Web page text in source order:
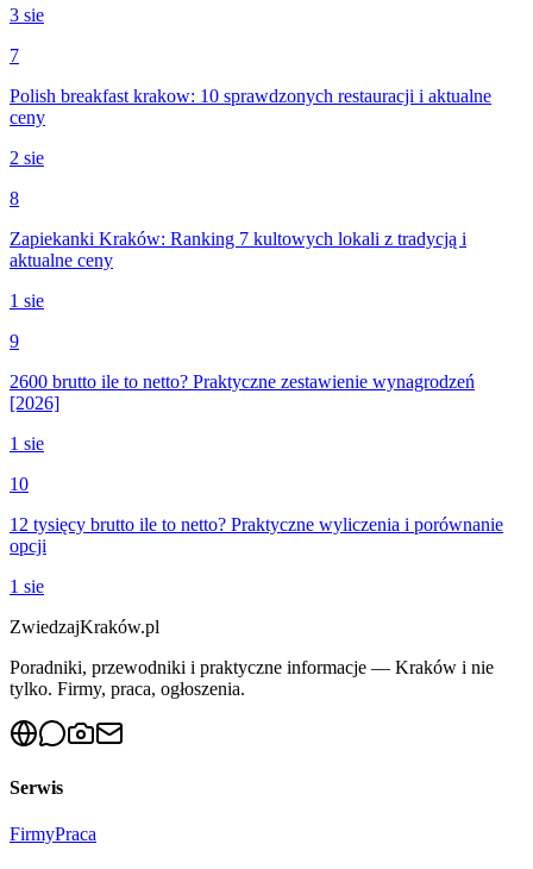
3 sie
7
Polish breakfast krakow: 10 sprawdzonych restauracji i aktualne
ceny
2 sie
8
Zapiekanki Kraków: Ranking 7 kultowych lokali z tradycją i
aktualne ceny
1 sie
9
2600 brutto ile to netto? Praktyczne zestawienie wynagrodzeń
[2026]
1 sie
10
12 tysięcy brutto ile to netto? Praktyczne wyliczenia i porównanie
opcji
1 sie
ZwiedzajKraków.pl
Poradniki, przewodniki i praktyczne informacje — Kraków i nie
tylko. Firmy, praca, ogłoszenia.
Serwis
FirmyPraca